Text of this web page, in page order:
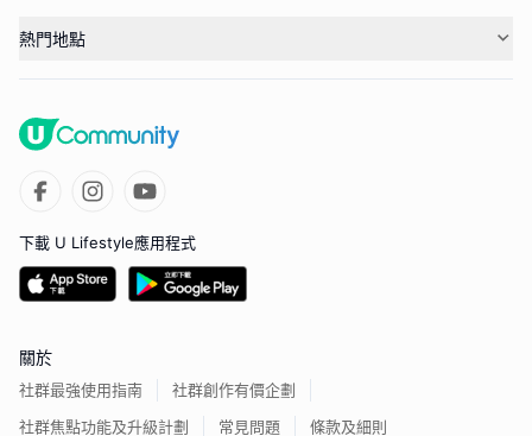
熱門地點
下載 U Lifestyle應用程式
關於
社群最強使用指南
社群創作有價企劃
社群焦點功能及升級計劃
常見問題 條款及細則